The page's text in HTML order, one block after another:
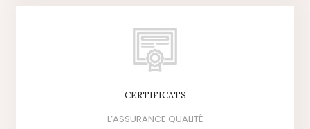
CERTIFICATS
L’ASSURANCE QUALITÉ